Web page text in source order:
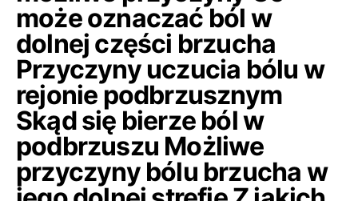
może oznaczać ból w
dolnej części brzucha
Przyczyny uczucia bólu w
rejonie podbrzusznym
Skąd się bierze ból w
podbrzuszu Możliwe
przyczyny bólu brzucha w